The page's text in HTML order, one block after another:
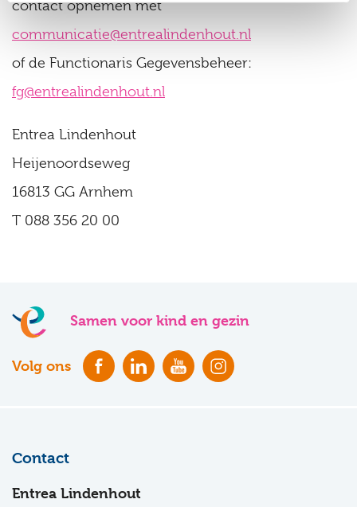
contact opnemen met
communicatie@entrealindenhout.nl
of de Functionaris Gegevensbeheer:
fg@entrealindenhout.nl
Entrea Lindenhout
Heijenoordseweg
16813 GG Arnhem
T 088 356 20 00
Samen voor kind en gezin
Volg ons
Contact
Entrea Lindenhout